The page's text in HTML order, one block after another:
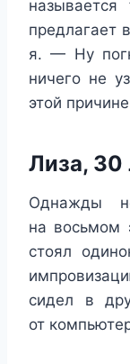
предлагает
я. — Ну
ничего не
этой
Лиза, 30
Однажды
на восьмом
стоял
сидел в
от